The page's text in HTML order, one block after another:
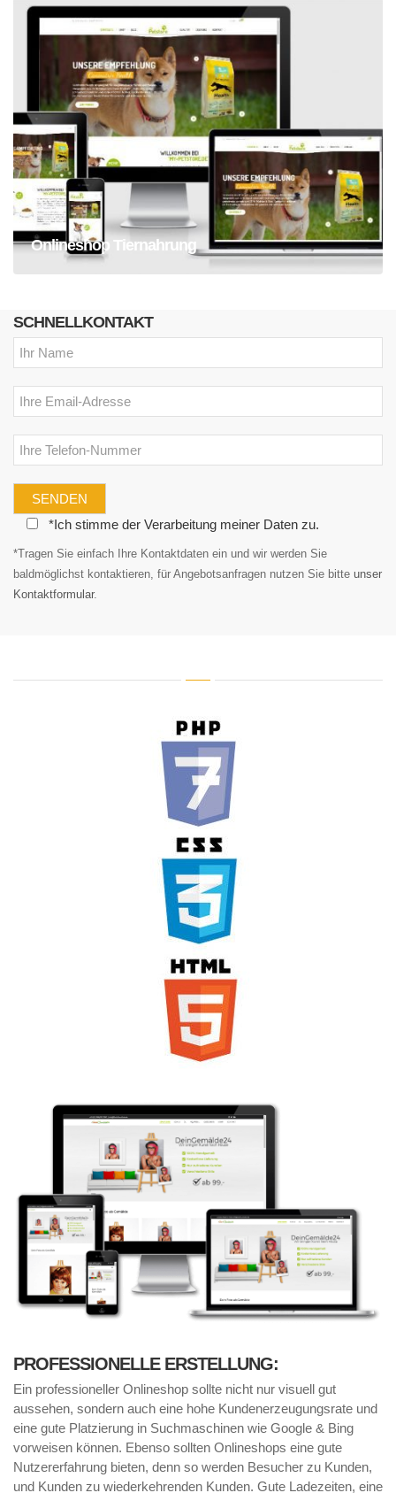
Onlineshop Tiernahrung
Onlineshop Tiernahrung
SCHNELLKONTAKT
Name:
Email:
Telefon:
Datenschutz:
*Ich stimme der Verarbeitung meiner Daten zu.
*Tragen Sie einfach Ihre Kontaktdaten ein und wir werden Sie
baldmöglichst kontaktieren, für Angebotsanfragen nutzen Sie bitte unser
Kontaktformular.
PROFESSIONELLE ERSTELLUNG:
Ein professioneller Onlineshop sollte nicht nur visuell gut
aussehen, sondern auch eine hohe Kundenerzeugungsrate und
eine gute Platzierung in Suchmaschinen wie Google & Bing
vorweisen können. Ebenso sollten Onlineshops eine gute
Nutzererfahrung bieten, denn so werden Besucher zu Kunden,
und Kunden zu wiederkehrenden Kunden. Gute Ladezeiten, eine